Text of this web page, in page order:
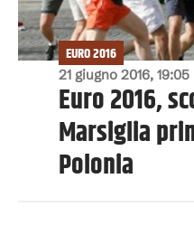
21 giugno 2016, 19:05
EURO 2016
Euro 2016,
Marsiglia
Polonia